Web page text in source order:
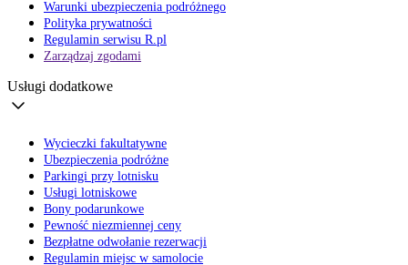
Warunki ubezpieczenia podróżnego
Polityka prywatności
Regulamin serwisu R.pl
Zarządzaj zgodami
Usługi dodatkowe
Wycieczki fakultatywne
Ubezpieczenia podróżne
Parkingi przy lotnisku
Usługi lotniskowe
Bony podarunkowe
Pewność niezmiennej ceny
Bezpłatne odwołanie rezerwacji
Regulamin miejsc w samolocie